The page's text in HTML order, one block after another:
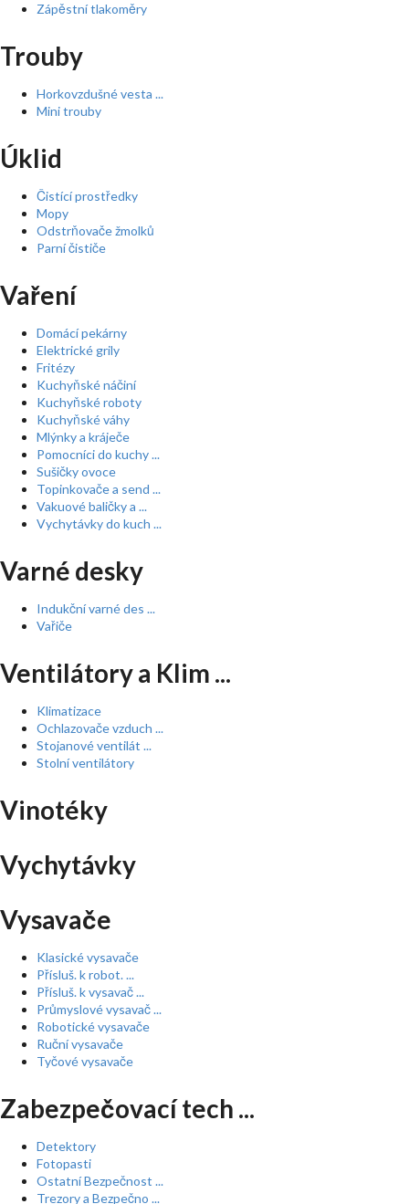
Zápěstní tlakoměry
Trouby
Horkovzdušné vesta ...
Mini trouby
Úklid
Čistící prostředky
Mopy
Odstrňovače žmolků
Parní čističe
Vaření
Domácí pekárny
Elektrické grily
Fritézy
Kuchyňské náčiní
Kuchyňské roboty
Kuchyňské váhy
Mlýnky a kráječe
Pomocníci do kuchy ...
Sušičky ovoce
Topinkovače a send ...
Vakuové baličky a ...
Vychytávky do kuch ...
Varné desky
Indukční varné des ...
Vařiče
Ventilátory a Klim ...
Klimatizace
Ochlazovače vzduch ...
Stojanové ventilát ...
Stolní ventilátory
Vinotéky
Vychytávky
Vysavače
Klasické vysavače
Přísluš. k robot. ...
Přísluš. k vysavač ...
Průmyslové vysavač ...
Robotické vysavače
Ruční vysavače
Tyčové vysavače
Zabezpečovací tech ...
Detektory
Fotopasti
Ostatní Bezpečnost ...
Trezory a Bezpečno ...